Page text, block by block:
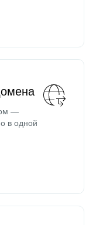
—
в одной